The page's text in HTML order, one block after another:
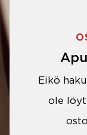
Eikö
ole